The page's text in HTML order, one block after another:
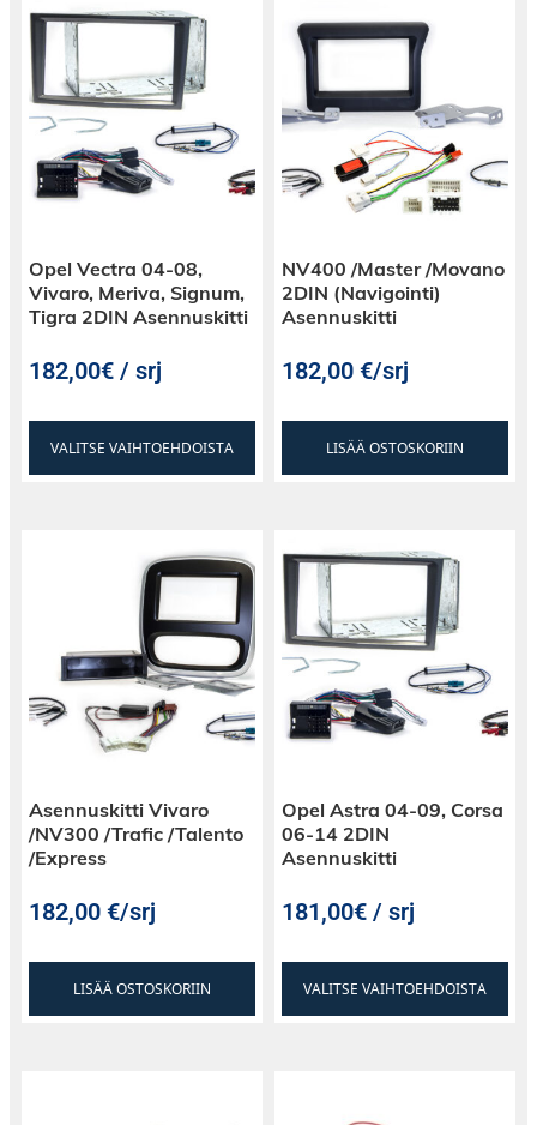
Opel Vectra 04-08,
Vivaro, Meriva, Signum,
Tigra 2DIN Asennuskitti
182,00€ / srj
VALITSE VAIHTOEHDOISTA
NV400 /Master /Movano
2DIN (Navigointi)
Asennuskitti
182,00€/srj
LISÄÄ OSTOSKORIIN
Asennuskitti Vivaro
/NV300 /Trafic /Talento
/Express
182,00€/srj
LISÄÄ OSTOSKORIIN
Opel Astra 04-09, Corsa
06-14 2DIN
Asennuskitti
181,00€ / srj
VALITSE VAIHTOEHDOISTA